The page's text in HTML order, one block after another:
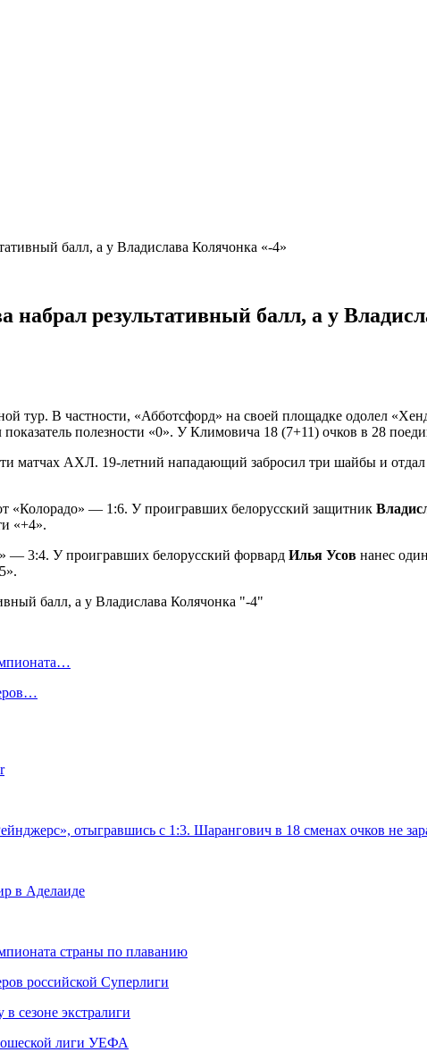
балл, а у Владислава Колячонка «-4»
результативный балл, а у
тур. В частности, «Абботсфорд» на своей площадке одолел
показатель полезности «0». У Климовича 18 (7+11) очков в 28
матчах АХЛ. 19-летний нападающий забросил три шайбы и
«Колорадо» — 1:6. У проигравших белорусский защитник
«+4».
— 3:4. У проигравших белорусский форвард Илья Усов нанес
отыгравшись с 1:3. Шарангович в 18 сменах очков не
в Аделаиде
страны по плаванию
российской Суперлиги
сезоне экстралиги
лиги УЕФА